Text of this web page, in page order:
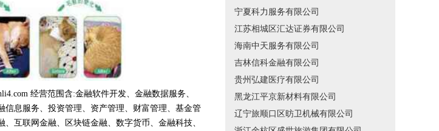
经营范围含:金融软件开发、金融数据服务、
息服务、投资管理、资产管理、财富管理、基金管
互联网金融、区块链金融、数字货币、金融科技、
宁夏科力服务有限公司
江苏相城区汇达证券有限公司
海南中天服务有限公司
吉林信科金融有限公司
贵州弘建医疗有限公司
黑龙江平京新材料有限公司
辽宁旅顺口区昉卫机械有限公司